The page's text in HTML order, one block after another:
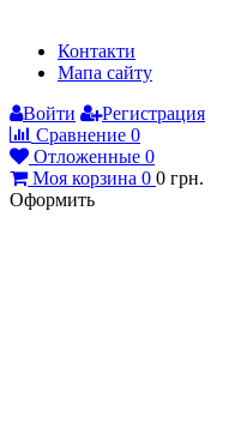
Контакти
Мапа сайту
Войти
Регистрация
Сравнение 0
Отложенные 0
Моя корзина 0 0 грн.
Оформить